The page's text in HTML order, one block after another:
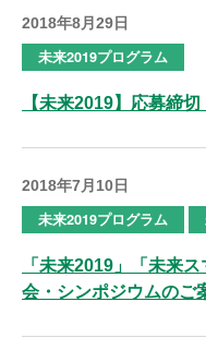
2018年8月29日
未来2019プログラム
【未来2019】応募締
2018年7月10日
未来2019プログラム
「未来2019」「未来
会・シンポジウムのご